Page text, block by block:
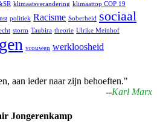
klimaatsverandering klimaattop COP 19
politiek Racisme Soberheid sociaal
storm Taubira theorie Ulrike Meinhof
vrouwen werkloosheid
aan ieder naar zijn behoeften."
--Karl Marx
Jongerenkamp